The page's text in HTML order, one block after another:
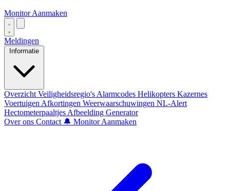
Monitor Aanmaken
Meldingen
Informatie
Overzicht Veiligheidsregio's Alarmcodes Helikopters Kazernes
Voertuigen Afkortingen Weerwaarschuwingen NL-Alert
Hectometerpaaltjes Afbeelding Generator
Over ons Contact 🔔 Monitor Aanmaken